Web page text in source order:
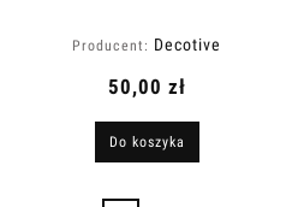
Producent: Decotive
50,00 zł
Do koszyka